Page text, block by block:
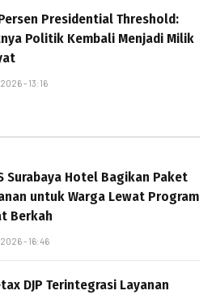
Presidential Threshold:
Politik Kembali Menjadi Milik
- 13:16
Surabaya Hotel Bagikan Paket
untuk Warga Lewat Program
Berkah
- 16:46
DJP Terintegrasi Layanan